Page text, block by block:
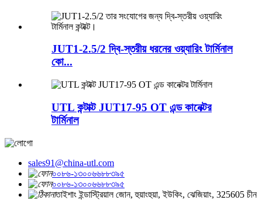
JUT1-2.5/2 দ্বি-স্তরীয় ধরনের ওয়্যারিং টার্মিনাল
কো...
UTL কন্টাক্ট JUT17-95 OT এন্ড কানেক্টর
টার্মিনাল
sales91@china-utl.com
০০৮৬-১৩০০৬৬৮৮৩৯৫
০০৮৬-১৩০০৬৬৮৮৩৯৫
তাইশাং ইন্ডাস্ট্রিয়াল জোন, হুয়াংহুয়া, ইউকিং, ঝেজিয়াং, 325605 চীন